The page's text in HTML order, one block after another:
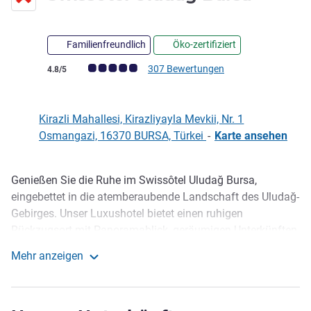
Familienfreundlich Öko-zertifiziert
Note Kundenmeinungen (Bewertung ALL)
4.8/5 307 Bewertungen
Kirazli Mahallesi, Kirazliyayla Mevkii, Nr. 1
Osmangazi, 16370 BURSA, Türkei - Karte ansehen
Beschreibung
Genießen Sie die Ruhe im Swissôtel Uludağ Bursa,
eingebettet in die atemberaubende Landschaft des Uludağ-
Gebirges. Unser Luxushotel bietet einen ruhigen
und hochmodernen Veranstaltungsräumen. Erleben Sie die
Mehr anzeigen